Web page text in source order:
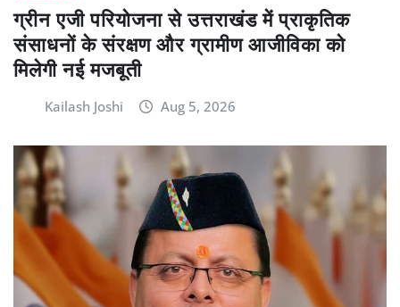
ग्रीन एजी परियोजना से उत्तराखंड में प्राकृतिक
संसाधनों के संरक्षण और ग्रामीण आजीविका को
मिलेगी नई मजबूती
Kailash Joshi Aug 5, 2026